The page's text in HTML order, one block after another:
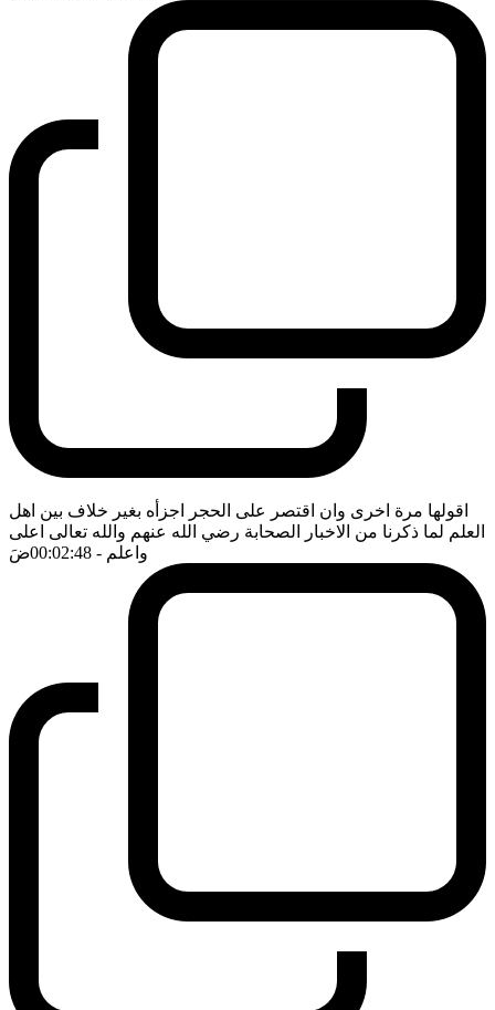
اقولها مرة اخرى وان اقتصر على الحجر اجزأه بغير خلاف بين اهل
العلم لما ذكرنا من الاخبار الصحابة رضي الله عنهم والله تعالى اعلى
واعلم - 00:02:48 ضَ